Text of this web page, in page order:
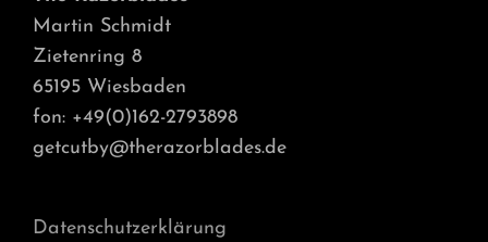
Martin Schmidt
Zietenring 8
65195 Wiesbaden
fon: +49(0)162-2793898
getcutby@therazorblades.de
Datenschutzerklärung